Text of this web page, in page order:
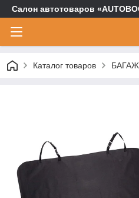
Салон автотоваров
Каталог товаров